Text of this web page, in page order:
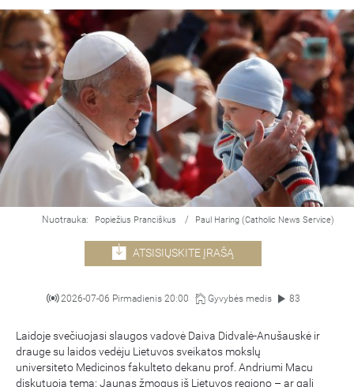
Nuotrauka: Popiežius Pranciškus / Paul Haring (Catholic News Service)
ATSISIŲSKITE ĮRAŠĄ
2026-07-06 Pirmadienis 20:00 Gyvybės medis 83
Laidoje svečiuojasi slaugos vadovė Daiva Didvalė-Anušauskė ir
drauge su laidos vedėju Lietuvos sveikatos mokslų
universiteto Medicinos fakulteto dekanu prof. Andriumi Macu
diskutuoja tema: Jaunas žmogus iš Lietuvos regiono – ar gali